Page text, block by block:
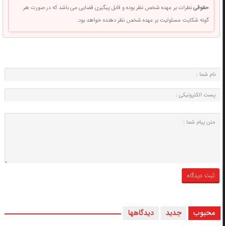
حقوقینظرات بر عهده شخص نظر بوده و قابل پیگیری قضایی می باشد که در صورت هر
گونه شکایت مسئولیت بر عهده شخص نظر دهنده خواهد بود.
محبوب جدید دیدگاهها